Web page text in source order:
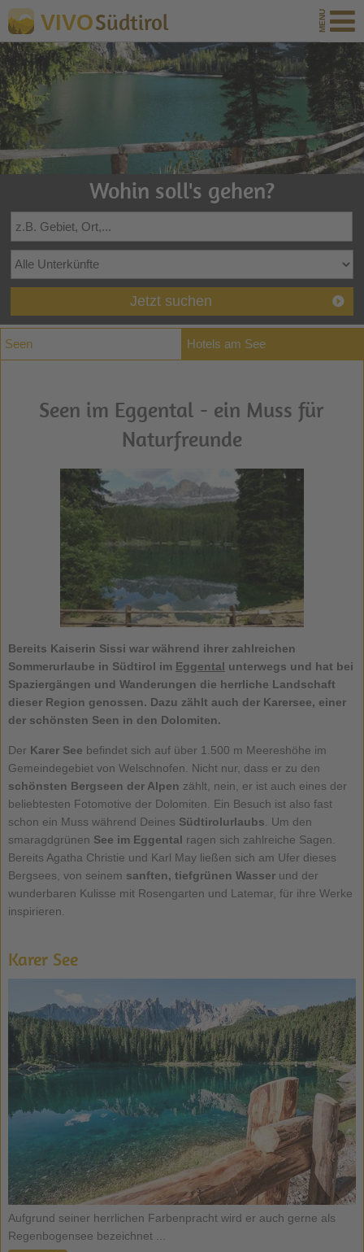
VIVOSüdtirol
Wohin soll's gehen?
Jetzt suchen
Seen Hotels am See
Seen im Eggental - ein Muss für
Naturfreunde
Bereits Kaiserin Sissi war während ihrer zahlreichen
Sommerurlaube in Südtirol im Eggental unterwegs und hat bei
Spaziergängen und Wanderungen die herrliche Landschaft
dieser Region genossen. Dazu zählt auch der Karersee, einer
der schönsten Seen in den Dolomiten.
Der Karer See befindet sich auf über 1.500 m Meereshöhe im
Gemeindegebiet von Welschnofen. Nicht nur, dass er zu den
schönsten Bergseen der Alpen zählt, nein, er ist auch eines der
beliebtesten Fotomotive der Dolomiten. Ein Besuch ist also fast
schon ein Muss während Deines Südtirolurlaubs . Um den
smaragdgrünen See im Eggental ragen sich zahlreiche Sagen.
Bereits Agatha Christie und Karl May ließen sich am Ufer dieses
Bergsees, von seinem sanften, tiefgrünen Wasserund der
wunderbaren Kulisse mit Rosengarten und Latemar, für ihre Werke
inspirieren.
Karer See
Aufgrund seiner herrlichen Farbenpracht wird er auch gerne als
Regenbogensee bezeichnet ...